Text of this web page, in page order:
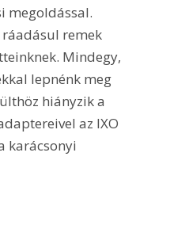
megoldással.
remek
Mindegy,
lepnénk meg
hiányzik a
az IXO
karácsonyi